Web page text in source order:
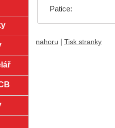
Patice:
nahoru Tisk stranky